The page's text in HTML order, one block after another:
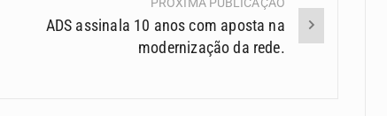
ADS assinala 10 anos com aposta na
modernização da rede.